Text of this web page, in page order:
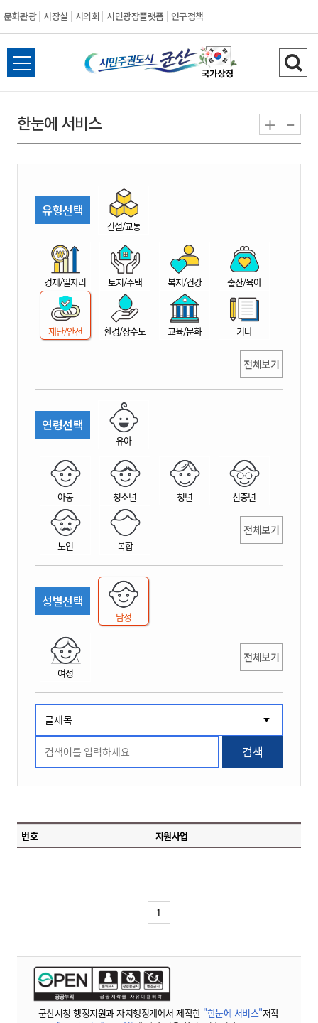
문화관광 시장실 시의회 시민광장플랫폼 인구정책
시
민
권
시
산
전
체
뉴
열
검
색
기
한눈에 서비스 + -
유형선택
건설/교통
경제/일자리 토지/주택 복지/건강 출산/육아
재난/안전 환경/상수도 교육/문화 기타
전체보기
연령선택
유아
아동 청소년 청년 신중년
노인 복합
전체보기
성별선택
남성
여성
전체보기
검색
번호 지원사업
1
군산시청 행정지원과 자치행정계에서 제작한 "한눈에 서비스"저작